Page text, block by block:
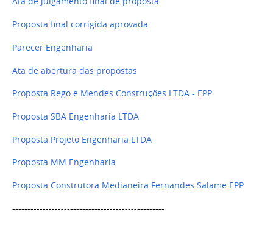
Proposta final corrigida aprovada
Parecer Engenharia
Ata de abertura das propostas
Proposta Rego e Mendes Construções LTDA - EPP
Proposta SBA Engenharia LTDA
Proposta Projeto Engenharia LTDA
Proposta MM Engenharia
Proposta Construtora Medianeira Fernandes Salame EPP
--------------------------------------------------